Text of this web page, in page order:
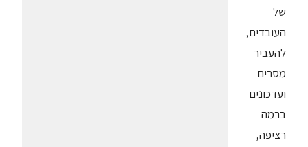
של
העובדים,
להעביר
מסרים
ועדכונים
ברמה
רציפה,